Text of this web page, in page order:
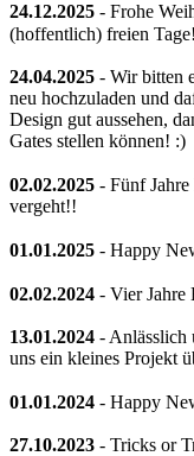
24.12.2025 - Frohe
(hoffentlich) freien
24.04.2025 - Wir bitten
neu hochzuladen und
Design gut aussehen,
Gates stellen können! :)
02.02.2025 - Fünf
vergeht!!
01.01.2025 - Happy
02.02.2024 - Vier
13.01.2024 - Anlässlich
uns ein kleines Projekt
01.01.2024 - Happy
27.10.2023 - Tricks or